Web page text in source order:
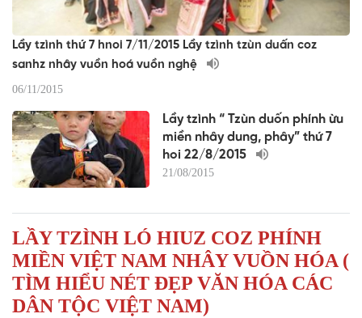
Lầy tzình thứ 7 hnoi 7/11/2015 Lầy tzình tzùn duấn coz
sanhz nhây vuồn hoá vuồn nghệ
06/11/2015
Lầy tzình “ Tzùn duốn phính ừu
miền nhây dung, phây” thứ 7
hoi 22/8/2015
21/08/2015
LẦY TZÌNH LÓ HIUZ COZ PHÍNH
MIỀN VIỆT NAM NHÂY VUỒN HÓA (
TÌM HIỂU NÉT ĐẸP VĂN HÓA CÁC
DÂN TỘC VIỆT NAM)